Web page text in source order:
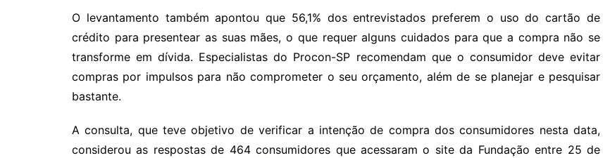
Infantil
O levantamento também apontou que 56,1% dos entrevistados preferem o uso do cartão de
crédito para presentear as suas mães, o que requer alguns cuidados para que a compra não se
transforme em dívida. Especialistas do Procon-SP recomendam que o consumidor deve evitar
compras por impulsos para não comprometer o seu orçamento, além de se planejar e pesquisar
bastante.
A consulta, que teve objetivo de verificar a intenção de compra dos consumidores nesta data,
considerou as respostas de 464 consumidores que acessaram o site da Fundação entre 25 de